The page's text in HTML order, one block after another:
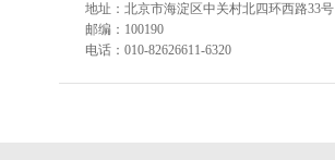
地址：北京市海淀区中关村北四环西路33号
邮编：100190
电话：010-82626611-6320